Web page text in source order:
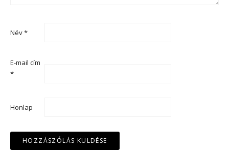
Név*
E-mail cím
*
Honlap